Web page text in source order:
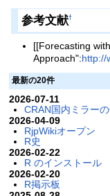
参考文献†
[[Forecasting
Approach":http://
最新の20件
2026-07-11
CRAN国内ミラー
2026-04-09
RjpWikiオープン
R史
2026-02-22
R のインストール
2026-02-20
R掲示板